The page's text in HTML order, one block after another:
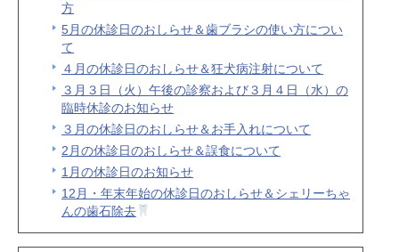
方
5月の休診日のおしらせ＆歯ブラシの使い方につい
て
４月の休診日のおしらせ＆狂犬病注射について
３月３日（火）午後の診察および３月４日（水）の
臨時休診のお知らせ
３月の休診日のおしらせ＆お手入れについて
2月の休診日のおしらせ＆誤食について
1月の休診日のお知らせ
12月・年末年始の休診日のおしらせ＆シェリーちゃ
んの歯石除去